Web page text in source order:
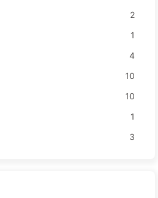
2
1
4
10
10
1
3